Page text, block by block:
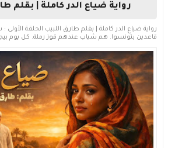
رواية ضياع الدر كاملة | بقلم
رواية ضياع الدر كاملة | بقلم طارق اللبيب الحلقة
قاعدين بتونسوا. هم شباب عندهم قوز رملة. كل يوم